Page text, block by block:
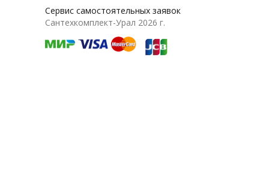
Сервис самостоятельных заявок
Сантехкомплект-Урал 2026 г.